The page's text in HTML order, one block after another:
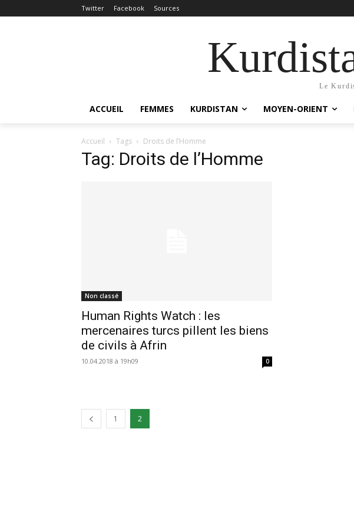
Twitter Facebook Sources
Le
ACCUEIL FEMMES KURDISTAN MOYEN-ORIENT
Accueil Tags Droits de l’Homme
Tag: Droits de l’Homme
Non classé
Human Rights Watch : les
mercenaires turcs pillent les biens
de civils à Afrin
10.04.2018 à 19h09 0
1 2